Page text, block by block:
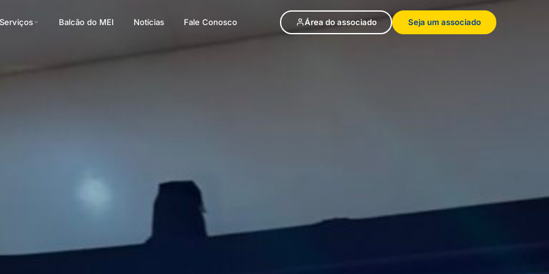
Serviços Balcão do MEI Notícias Fale Conosco Área do associado Seja um associado